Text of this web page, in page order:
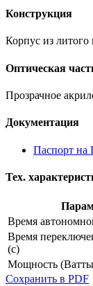
Конструкция
Корпус из
Оптическая
Прозрачное
Документация
Паспорт на
Тех.
Время
Время
(с)
Мощность
Сохранить в PDF